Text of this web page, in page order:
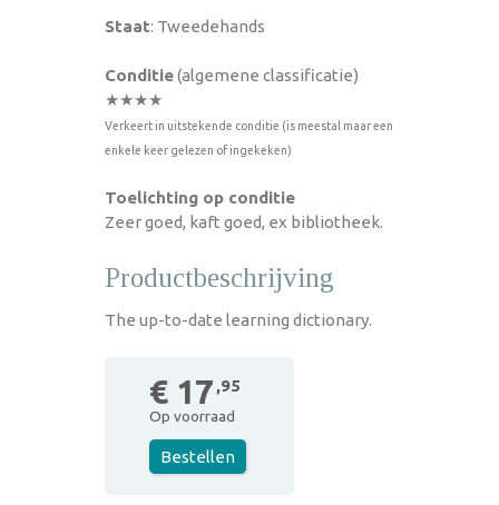
Staat: Tweedehands
Conditie(algemene classificatie)
★★★★
Verkeert in uitstekende conditie (is meestal maar een
enkele keer gelezen of ingekeken)
Toelichting op conditie
Zeer goed, kaft goed, ex bibliotheek.
Productbeschrijving
The up-to-date learning dictionary.
€ 17 ,95
Op voorraad
Bestellen